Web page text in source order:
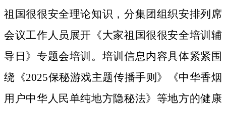
祖国很很安全理论知识，分集团组织安排列席
会议工作人员展开《大家祖国很很安全培训辅
导日》专题会培训。培训信息内容具体紧紧围
绕《2025保秘游戏主题传播手则》《中华香烟
用户中华人民单纯地方隐秘法》等地方的健康